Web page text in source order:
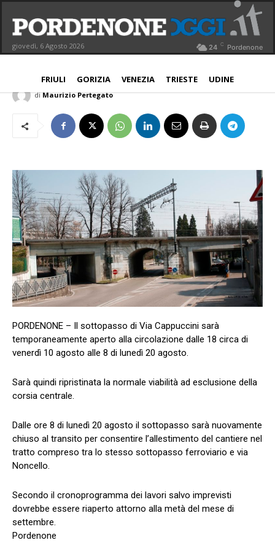
giovedì, 6 Agosto 2026 24 C Pordenone
FRIULI GORIZIA VENEZIA TRIESTE UDINE
Sottopasso di via Cappuccini
riaperto per 10 giorni
PORDENONE
di Maurizio Pertegato
PORDENONE – Il sottopasso di Via Cappuccini sarà
temporaneamente aperto alla circolazione dalle 18 circa di
venerdì 10 agosto alle 8 di lunedì 20 agosto.
Sarà quindi ripristinata la normale viabilità ad esclusione della
corsia centrale.
Dalle ore 8 di lunedì 20 agosto il sottopasso sarà nuovamente
chiuso al transito per consentire l’allestimento del cantiere nel
tratto compreso tra lo stesso sottopasso ferroviario e via
Noncello.
Secondo il cronoprogramma dei lavori salvo imprevisti
dovrebbe essere riaperto attorno alla metà del mese di
settembre.
Pordenone